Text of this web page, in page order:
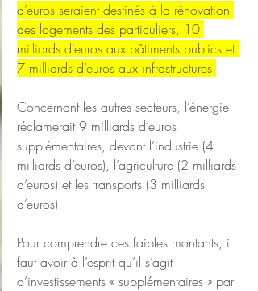
d’euros seraient destinés à la rénovation
des logements des particuliers, 10
milliards d’euros aux bâtiments publics et
7 milliards d’euros aux infrastructures.
Concernant les autres secteurs, l’énergie
réclamerait 9 milliards d’euros
supplémentaires, devant l’industrie (4
milliards d’euros), l’agriculture (2 milliards
d’euros) et les transports (3 milliards
d’euros).
Pour comprendre ces faibles montants, il
faut avoir à l’esprit qu’il s’agit
d’investissements « supplémentaires » par